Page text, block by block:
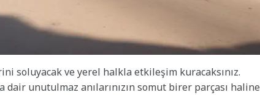
soluyacak ve yerel halkla etkileşim kuracaksınız.
unutulmaz anılarınızın somut birer parçası haline